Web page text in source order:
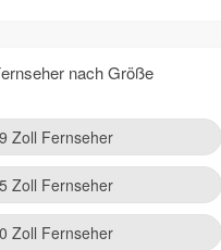
nach Größe
Zoll Fernseher
Zoll Fernseher
Zoll Fernseher